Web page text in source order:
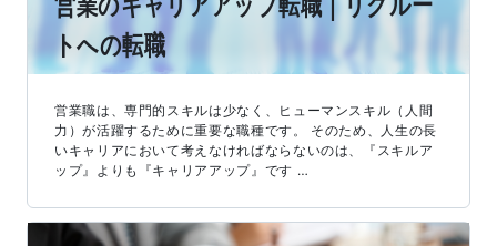
トへの転職
営業職は、専門的スキルは少なく、ヒューマンスキル（人間
力）が活躍するために重要な職種です。 そのため、人生の長
いキャリアにおいて考えなければならないのは、『スキルア
ップ』よりも『キャリアアップ』です …